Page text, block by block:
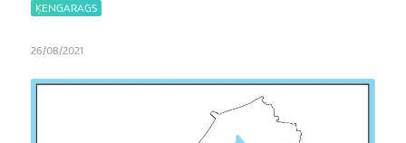
ĶENGARAGS
26/08/2021